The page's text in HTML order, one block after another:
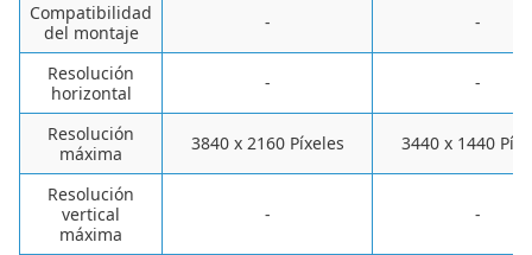
Compatibilidad
del montaje
- -
Resolución
horizontal
- -
Resolución
máxima
‎3840 x 2160 Píxeles ‎3440 x 1440
Resolución
vertical
máxima
- -